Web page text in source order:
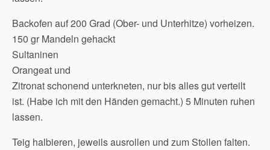
Backofen auf 200 Grad (Ober- und Unterhitze) vorheizen.
150 gr Mandeln gehackt
Sultaninen
Orangeat und
Zitronat schonend unterkneten, nur bis alles gut verteilt
ist. (Habe ich mit den Händen gemacht.) 5 Minuten ruhen
lassen.
Teig halbieren, jeweils ausrollen und zum Stollen falten.